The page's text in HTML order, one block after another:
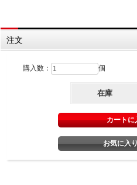
注文
購入数： 個
在庫